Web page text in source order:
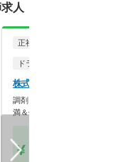
人
正社員
ドラッグストア（OTCのみ
株式会社ツルハ 倶知安
調剤＋OTCで成長！残業10
満＆休暇充実の大…